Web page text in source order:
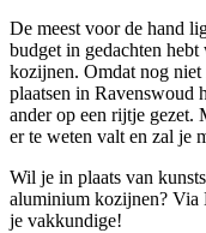
De meest voor de hand
budget in gedachten
kozijnen. Omdat nog niet
plaatsen in Ravenswoud
ander op een rijtje gezet.
er te weten valt en zal je
Wil je in plaats van
aluminium kozijnen? Via
je vakkundige!